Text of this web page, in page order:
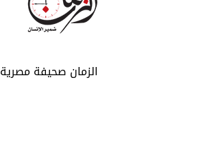
الزمان صحيفة مصرية